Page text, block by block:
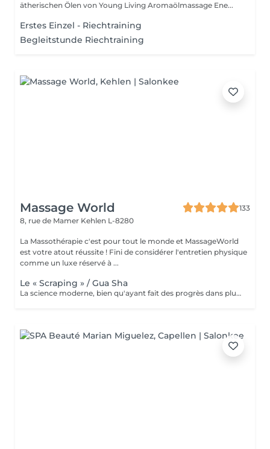
ätherischen Ölen von Young Living Aromaölmassage Ene...
Erstes Einzel - Riechtraining
Begleitstunde Riechtraining
Massage World
133
8, rue de Mamer Kehlen L-8280
La Massothérapie c'est pour tout le monde et MassageWorld
est votre atout réussite ! Fini de considérer l'entretien physique
comme un luxe réservé à ...
Le « Scraping » / Gua Sha
La science moderne, bien qu'ayant fait des progrès dans plusieurs domaines: alimentaires, médical, psychologique... ne règle malheureusement pas encore tout ce dont l'être humain a besoin. C'est pour cette raison que nous nous tournons parfois vers le monde asiatique afin de dénicher certaines techniques ancestrales reconnues pour leurs bienfaits. L'une de ses tendances n'est autre que le massage « Gua Sha » popularisé par les célébrités et sportifs américains. Cette thérapie asiatique aide à soulager la douleur, nourrir la peau et même à faire une désintox totale de votre corps sans pour autant exploser votre budget. Le mot « Gua » signifie « gratter », le mot « Sha » quant à lui a plusieurs significations dépendant bien évidemment du contexte souhaité. Puisque c'est le coté médical qui nous intéresse, le mot « Sha » signifie déchets métaboliques pouvant dérégler le bon fonctionnement du flux sangin et énergétique, provoquant ainsi d'importantes douleurs. Nous pouvons donc traduire le terme « Gua Sha » par racler les toxines. Ce massage se fait à l'aide d'un outil aux bordures lisses. Loin d'être d'être un simple massage, le « Gua Sha » se rapproche d'avantage d'une désintoxication du corps par l'élimination des déchets et toxines, permettant ainsi la création de nouvelles cellules plus saines. Nous parlerons donc de régénération cellulaire. La plupart des scientifiques sont d'accords sur le fait que le Massage « Gua Sha » soulage les patients de façon rapide et effic